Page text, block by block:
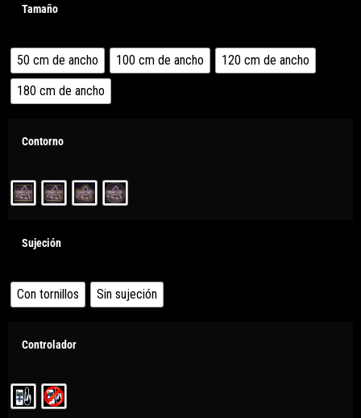
Tamaño
50 cm de ancho 100 cm de ancho
120 cm de ancho
180 cm de ancho
Contorno
Sujeción
Con tornillos Sin sujeción
Controlador